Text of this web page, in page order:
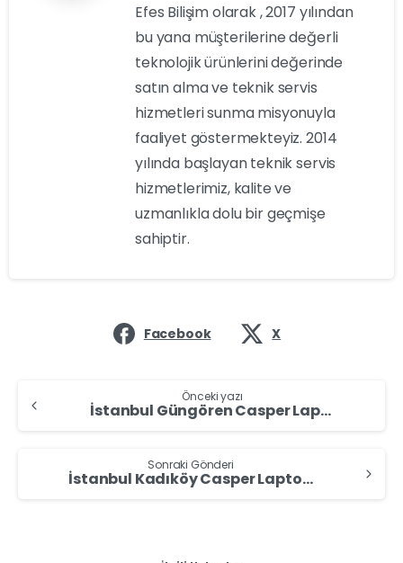
Efes Bilişim olarak , 2017 yılından
bu yana müşterilerine değerli
teknolojik ürünlerini değerinde
satın alma ve teknik servis
hizmetleri sunma misyonuyla
faaliyet göstermekteyiz. 2014
yılında başlayan teknik servis
hizmetlerimiz, kalite ve
uzmanlıkla dolu bir geçmişe
sahiptir.
Facebook X
Önceki yazı
İstanbul Güngören Casper Laptop Alan Yerler – Casper Laptop Sat
Sonraki Gönderi
İstanbul Kadıköy Casper Laptop Alan Yerler – Casper Laptop Sat